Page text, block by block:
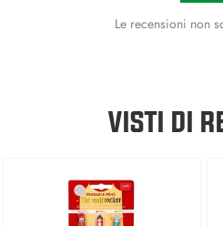
Le recensioni non
VISTI DI